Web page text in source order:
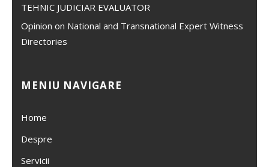
TEHNIC JUDICIAR EVALUATOR
Opinion on National and Transnational Expert Witness
Directories
MENIU NAVIGARE
Home
Despre
Servicii